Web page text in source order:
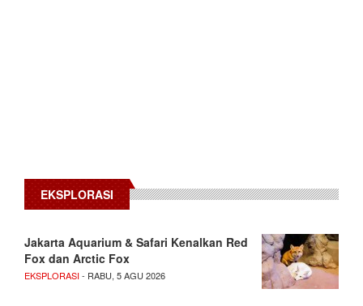
EKSPLORASI
Jakarta Aquarium & Safari Kenalkan Red
Fox dan Arctic Fox
EKSPLORASI- RABU, 5 AGU 2026